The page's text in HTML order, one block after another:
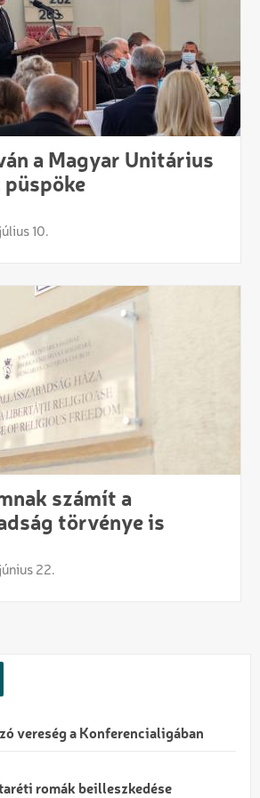
a Magyar Unitárius
püspöke
10.
számít a
törvénye is
22.
vereség a Konferencialigában
romák beilleszkedése